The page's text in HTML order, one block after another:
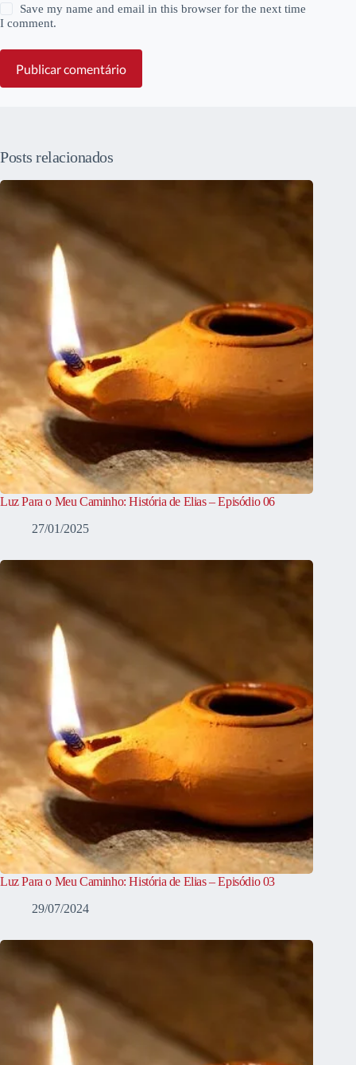
Save my name and email in this browser for the next time
I comment.
Publicar comentário
Posts relacionados
Luz Para o Meu Caminho: História de Elias – Episódio 06
27/01/2025
Luz Para o Meu Caminho: História de Elias – Episódio 03
29/07/2024